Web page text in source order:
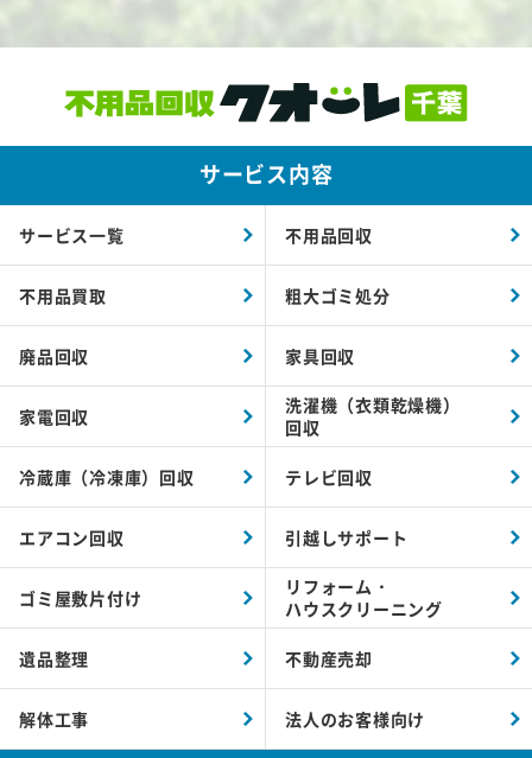
サービス内容
サービス一覧 不用品回収
不用品買取 粗大ゴミ処分
廃品回収 家具回収
家電回収
洗濯機（衣類乾燥機）
回収
冷蔵庫（冷凍庫）回収 テレビ回収
エアコン回収 引越しサポート
ゴミ屋敷片付け
リフォーム・
ハウスクリーニング
遺品整理 不動産売却
解体工事 法人のお客様向け